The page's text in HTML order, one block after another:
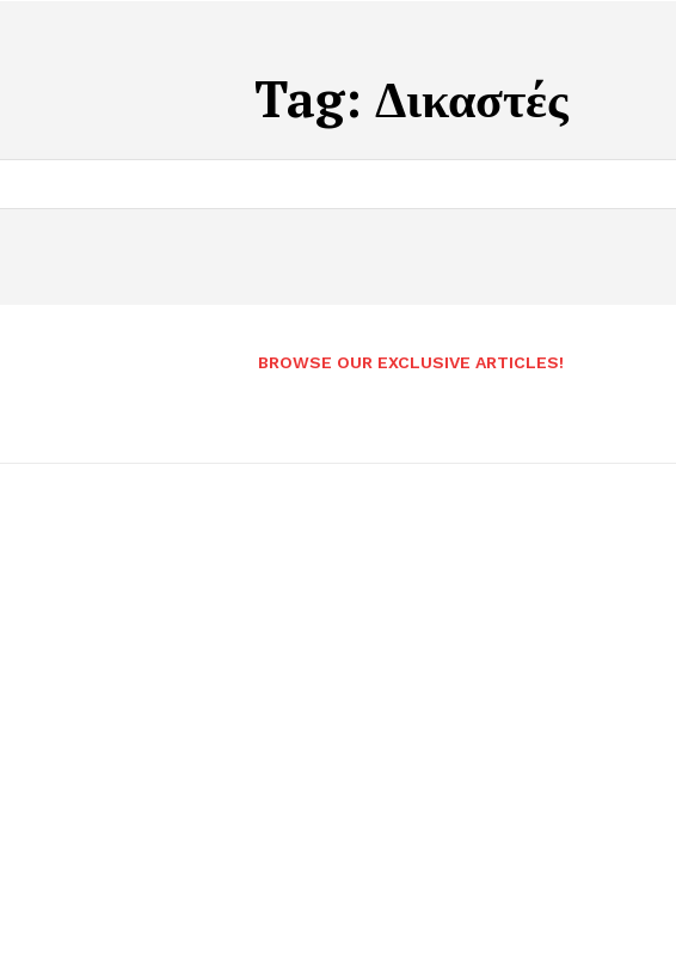
Tag: Δικαστές
BROWSE OUR EXCLUSIVE ARTICLES!